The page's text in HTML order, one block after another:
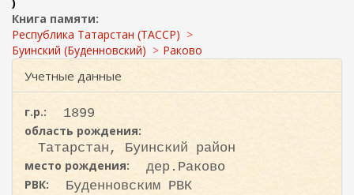
и
с
к
Книга памяти:
Республика Татарстан (ТАССР)
Буинский (Буденновский)
Раково
Учетные данные
г.р.:
1899
область рождения:
Татарстан, Буинский район
место рождения:
дер.Раково
РВК:
Буденновским РВК